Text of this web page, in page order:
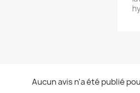
Aucun avis n'a été publié